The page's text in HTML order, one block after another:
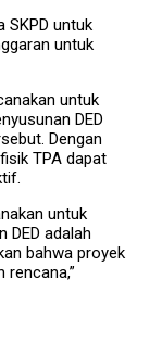
SKPD untuk
untuk
untuk
DED
Dengan
TPA dapat
untuk
DED adalah
bahwa proyek